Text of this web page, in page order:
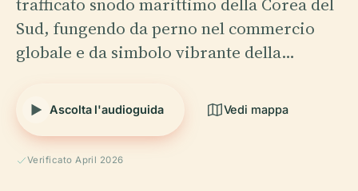
Sud, fungendo da perno nel commercio
globale e da simbolo vibrante della…
Ascolta l'audioguida Vedi mappa
Verificato April 2026